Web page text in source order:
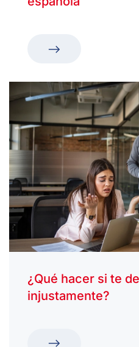
¿Qué hacer si te
injustamente?